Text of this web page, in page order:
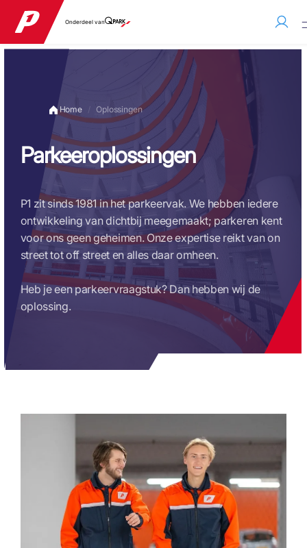
Onderdeel van
Home Oplossingen
Parkeeroplossingen
P1 zit sinds 1981 in het parkeervak. We hebben iedere
ontwikkeling van dichtbij meegemaakt; parkeren kent
voor ons geen geheimen. Onze expertise reikt van on
street tot off street en alles daar omheen.
Heb je een parkeervraagstuk? Dan hebben wij de
oplossing.